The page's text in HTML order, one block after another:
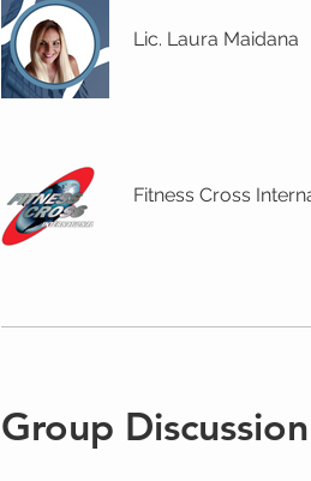
Lic. Laura Maidana
Fitness Cross
Group Discussion